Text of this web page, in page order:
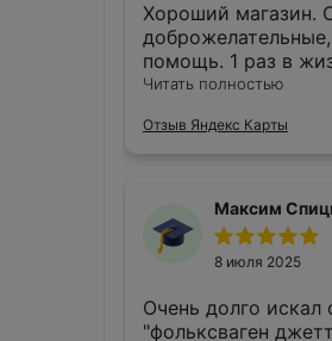
Хороший магазин.
помощь. 1 раз в
таким
Читать полностью
Отзыв Яндекс Карты
Максим
8 июля 2025
Очень долго искал
"фольксваген